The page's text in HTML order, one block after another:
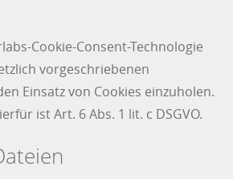
Cookie-Consent-Technologie
vorgeschriebenen
Einsatz von Cookies einzuholen.
ist Art. 6 Abs. 1 lit. c DSGVO.